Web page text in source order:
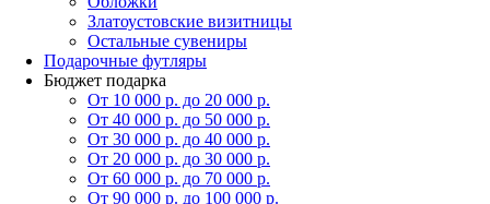
Златоустовские визитницы
Остальные сувениры
Подарочные футляры
Бюджет подарка
От 10 000 р. до 20 000 р.
От 40 000 р. до 50 000 р.
От 30 000 р. до 40 000 р.
От 20 000 р. до 30 000 р.
От 60 000 р. до 70 000 р.
От 90 000 р. до 100 000 р.